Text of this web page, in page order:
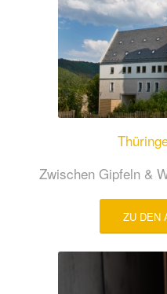
Zwischen Gipfeln &
ZU DEN